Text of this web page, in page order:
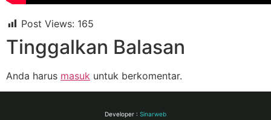
Post Views: 165
Tinggalkan Balasan
Anda harus masuk untuk berkomentar.
Developer : Sinarweb